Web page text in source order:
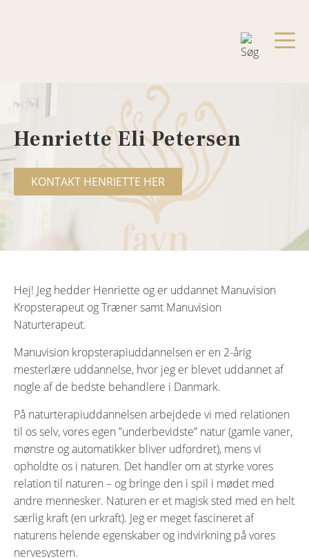
Henriette Eli Petersen
KONTAKT HENRIETTE HER
Hej! Jeg hedder Henriette og er uddannet Manuvision
Kropsterapeut og Træner samt Manuvision
Naturterapeut.
Manuvision kropsterapiuddannelsen er en 2-årig
mesterlære uddannelse, hvor jeg er blevet uddannet af
nogle af de bedste behandlere i Danmark.
På naturterapiuddannelsen arbejdede vi med relationen
til os selv, vores egen ”underbevidste” natur (gamle vaner,
mønstre og automatikker bliver udfordret), mens vi
opholdte os i naturen. Det handler om at styrke vores
relation til naturen – og bringe den i spil i mødet med
andre mennesker. Naturen er et magisk sted med en helt
særlig kraft (en urkraft). Jeg er meget fascineret af
naturens helende egenskaber og indvirkning på vores
nervesystem.